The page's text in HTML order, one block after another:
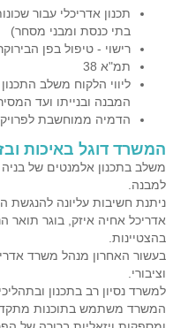
תכנון אדריכלי עבור
בתי כנסת ומבני מסחר)
רישוי - טיפול בפן
תמ"א 38
ליווי הלקוח משלב
המבנה ובנייתו ועד
הדמיה ממוחשבת
המשרד דוגל באיכות
משלב בתכנון אלמנטים של בניה
למבנה.
ניתנת חשיבות עליונה להנגשת
אדריכל אחיה איזק, בוגר תואר
בהצטיינות.
בעשור האחרון מנהל משרד
וציבורי.
למשרד נסיון רב בתכנון
המשרד משתמש בתוכנות